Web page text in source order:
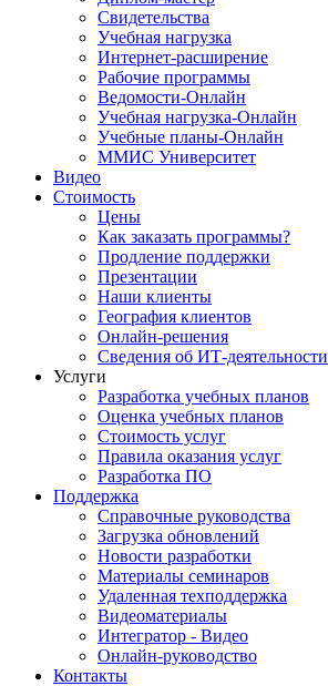
Свидетельства
Учебная нагрузка
Интернет-расширение
Рабочие программы
Ведомости-Онлайн
Учебная нагрузка-Онлайн
Учебные планы-Онлайн
ММИС Университет
Видео
Стоимость
Цены
Как заказать программы?
Продление поддержки
Презентации
Наши клиенты
География клиентов
Онлайн-решения
Сведения об ИТ-деятельности
Услуги
Разработка учебных планов
Оценка учебных планов
Стоимость услуг
Правила оказания услуг
Разработка ПО
Поддержка
Справочные руководства
Загрузка обновлений
Новости разработки
Материалы семинаров
Удаленная техподдержка
Видеоматериалы
Интегратор - Видео
Онлайн-руководство
Контакты